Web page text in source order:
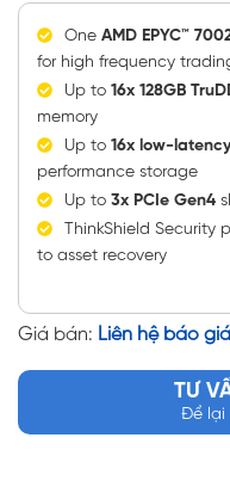
One AMD EPYC™
for high frequency
Up to 16x 128GB
memory
Up to 16x low-
performance storage
Up to 3x PCIe Gen4
ThinkShield
to asset recovery
Giá bán: Liên hệ báo giá
TƯ
Để lại